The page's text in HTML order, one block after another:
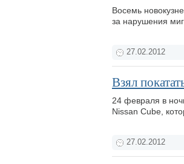
Восемь
за нарушения
27.02.2012
Взял
24 февраля в
Nissan Cube,
27.02.2012